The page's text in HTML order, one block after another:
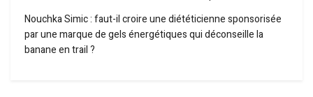
Nouchka Simic : faut-il croire une diététicienne sponsorisée
par une marque de gels énergétiques qui déconseille la
banane en trail ?